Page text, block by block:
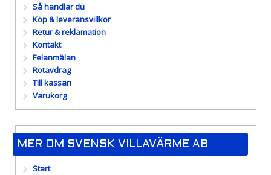
Så handlar du
Köp & leveransvillkor
Retur & reklamation
Kontakt
Felanmälan
Rotavdrag
Till kassan
Varukorg
MER OM SVENSK VILLAVÄRME AB
Start